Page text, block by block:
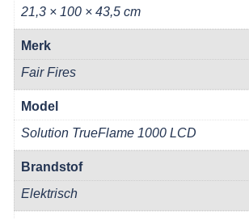
21,3 × 100 × 43,5 cm
Merk
Fair Fires
Model
Solution TrueFlame 1000 LCD
Brandstof
Elektrisch